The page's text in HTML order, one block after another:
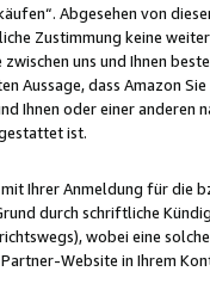
Abgesehen von
Zustimmung keine
uns und Ihnen
Aussage, dass Amazon
Ihnen oder einer
ist.
Ihrer Anmeldung für die
durch schriftliche
wobei eine
Website in Ihrem